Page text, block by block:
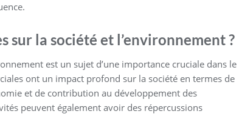
sur la société et l’environnement ?
est un sujet d’une importance cruciale dans le
ont un impact profond sur la société en termes de
et de contribution au développement des
peuvent également avoir des répercussions